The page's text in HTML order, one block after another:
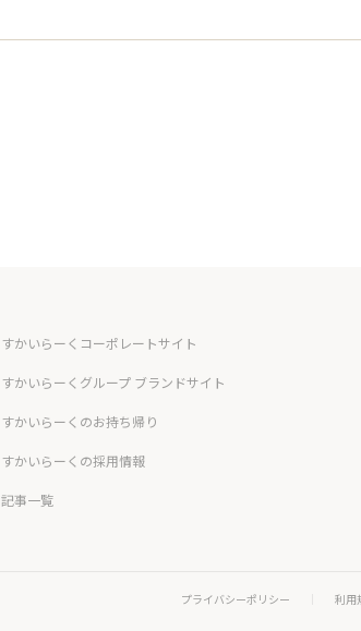
すかいらーくコーポレートサイト
すかいらーくグループ ブランドサイト
すかいらーくのお持ち帰り
すかいらーくの採用情報
記事一覧
プライバシーポリシー 利用